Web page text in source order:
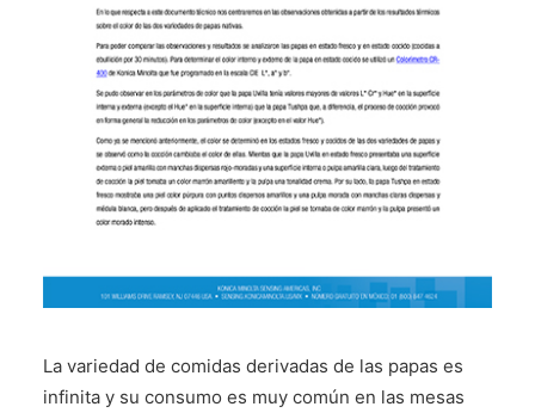
La variedad de comidas derivadas de las papas es
infinita y su consumo es muy común en las mesas